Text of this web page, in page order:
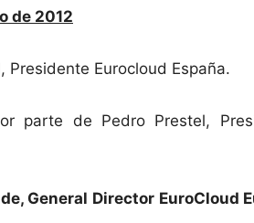
de 2012
Presidente Eurocloud España.
parte de Pedro Prestel,
General Director EuroCloud